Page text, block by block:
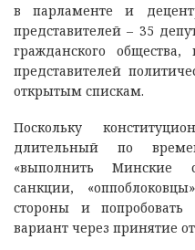
в парламенте и
представителей – 35
гражданского
представителей
открытым спискам.
Поскольку
длительный по
«выполнить Минские
санкции,
стороны и
вариант через принятие